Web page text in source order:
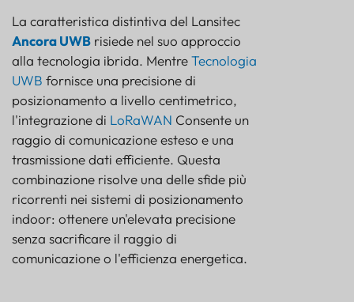
La caratteristica distintiva del Lansitec
Ancora UWB risiede nel suo approccio
alla tecnologia ibrida. MentreTecnologia
UWB fornisce una precisione di
posizionamento a livello centimetrico,
l'integrazione di LoRaWAN Consente un
raggio di comunicazione esteso e una
trasmissione dati efficiente. Questa
combinazione risolve una delle sfide più
ricorrenti nei sistemi di posizionamento
indoor: ottenere un'elevata precisione
senza sacrificare il raggio di
comunicazione o l'efficienza energetica.